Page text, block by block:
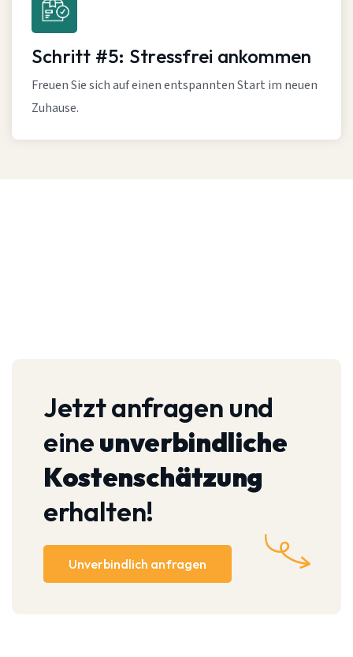
Schritt #5: Stressfrei ankommen
Freuen Sie sich auf einen entspannten Start im neuen
Zuhause.
Jetzt anfragen und
eineunverbindliche
Kostenschätzung
erhalten!
Unverbindlich anfragen